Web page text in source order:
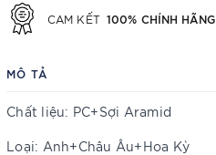
CAM KẾT 100% CHÍNH HÃNG
MÔ TẢ
Chất liệu: PC+Sợi Aramid
Loại: Anh+Châu Âu+Hoa Kỳ